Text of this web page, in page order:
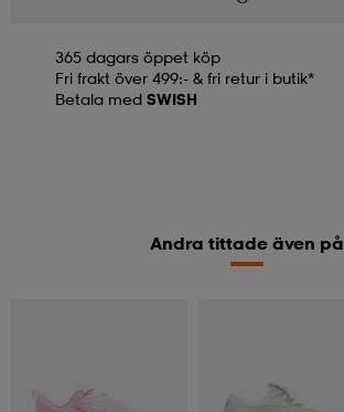
365 dagars öppet köp
Fri frakt över 499:- & fri retur i butik*
Betala med SWISH
Andra tittade även på